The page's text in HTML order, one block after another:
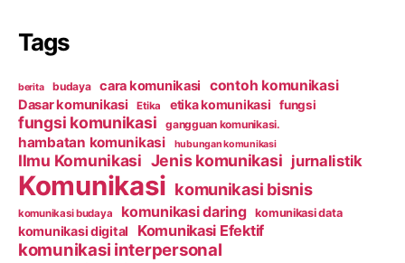
Tags
berita budaya cara komunikasi contoh komunikasi
Dasar komunikasi Etika etika komunikasi fungsi
fungsi komunikasi gangguan komunikasi.
hambatan komunikasi hubungan komunikasi
Ilmu Komunikasi Jenis komunikasi jurnalistik
Komunikasi komunikasi bisnis
komunikasi budaya komunikasi daring komunikasi data
komunikasi digital Komunikasi Efektif
komunikasi interpersonal